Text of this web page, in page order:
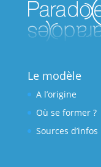
Le modèle
A l’origine
Où se former ?
Sources d’infos